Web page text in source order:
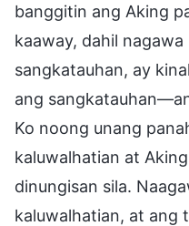
banggitin ang Aking
kaaway, dahil
sangkatauhan, ay
ang
Ko noong unang
kaluwalhatian at
dinungisan sila.
kaluwalhatian, at ang